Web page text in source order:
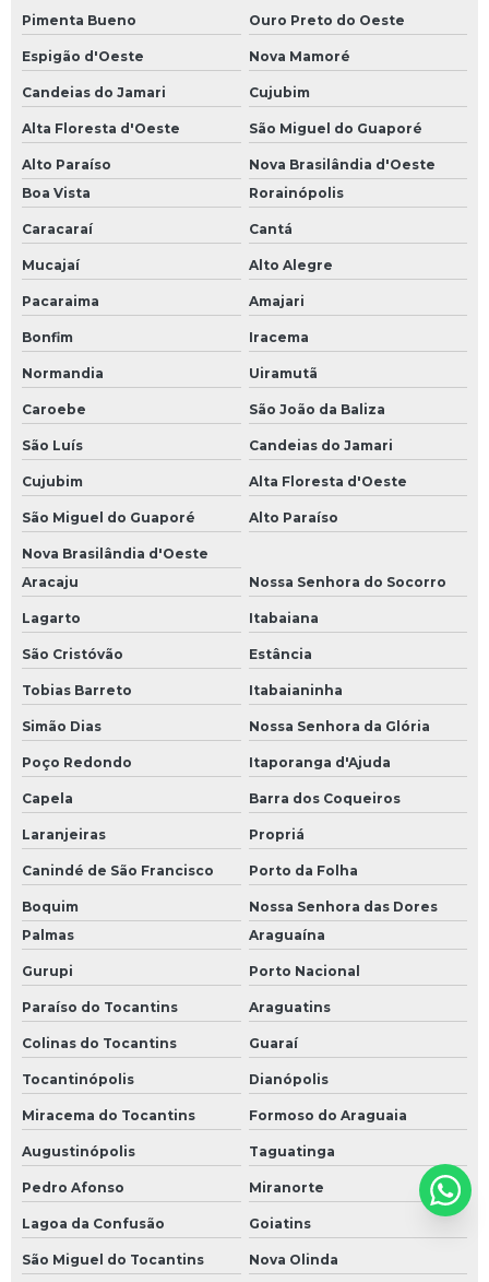
Pimenta Bueno Ouro Preto do Oeste
Espigão d'Oeste Nova Mamoré
Candeias do Jamari Cujubim
Alta Floresta d'Oeste São Miguel do Guaporé
Alto Paraíso
Nova Brasilândia d'Oeste
Boa Vista
Rorainópolis
Caracaraí Cantá
Mucajaí Alto Alegre
Pacaraima Amajari
Bonfim Iracema
Normandia Uiramutã
Caroebe São João da Baliza
São Luís Candeias do Jamari
Cujubim Alta Floresta d'Oeste
São Miguel do Guaporé Alto Paraíso
Nova Brasilândia d'Oeste
Aracaju
Nossa Senhora do Socorro
Lagarto Itabaiana
São Cristóvão Estância
Tobias Barreto Itabaianinha
Simão Dias Nossa Senhora da Glória
Poço Redondo Itaporanga d'Ajuda
Capela Barra dos Coqueiros
Laranjeiras Propriá
Canindé de São Francisco Porto da Folha
Boquim
Nossa Senhora das Dores
Palmas
Araguaína
Gurupi Porto Nacional
Paraíso do Tocantins Araguatins
Colinas do Tocantins Guaraí
Tocantinópolis Dianópolis
Miracema do Tocantins Formoso do Araguaia
Augustinópolis Taguatinga
Pedro Afonso Miranorte
Lagoa da Confusão Goiatins
São Miguel do Tocantins Nova Olinda